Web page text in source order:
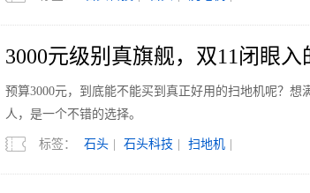
3000元级别真旗舰，双11闭眼
预算3000元，到底能不能买到真正好用的扫地机呢？
人，是一个不错的选择。
标签： 石头 石头科技 扫地机